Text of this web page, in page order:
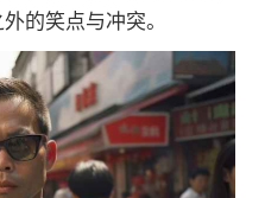
的笑点与冲突。